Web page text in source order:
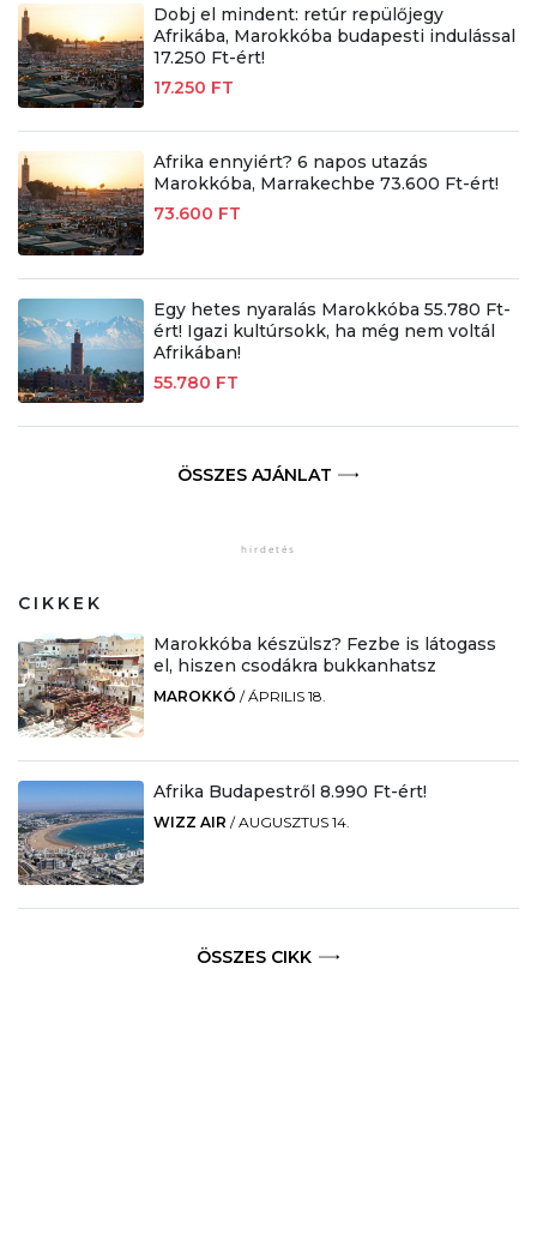
Dobj el mindent: retúr repülőjegy
Afrikába, Marokkóba budapesti indulással
17.250 Ft-ért!
17.250 FT
Afrika ennyiért? 6 napos utazás
Marokkóba, Marrakechbe 73.600 Ft-ért!
73.600 FT
Egy hetes nyaralás Marokkóba 55.780 Ft-
ért! Igazi kultúrsokk, ha még nem voltál
Afrikában!
55.780 FT
ÖSSZES AJÁNLAT
CIKKEK
Marokkóba készülsz? Fezbe is látogass
el, hiszen csodákra bukkanhatsz
MAROKKÓ /ÁPRILIS 18.
Afrika Budapestről 8.990 Ft-ért!
WIZZ AIR /AUGUSZTUS 14.
ÖSSZES CIKK